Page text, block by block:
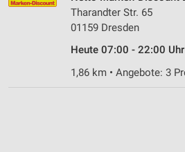
Tharandter Str. 65
01159 Dresden
Heute 07:00 - 22:00
1,86 km • Angebote: 3